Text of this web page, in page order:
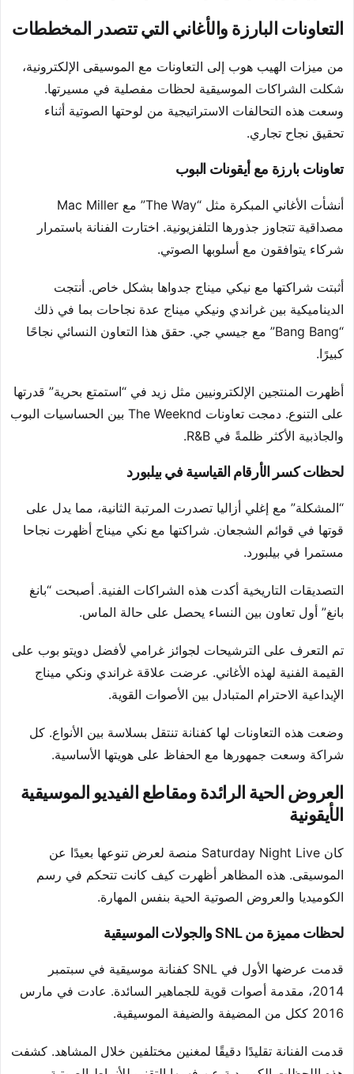
التعاونات البارزة والأغاني التي تتصدر المخططات
من ميزات الهيب هوب إلى التعاونات مع الموسيقى الإلكترونية،
شكلت الشراكات الموسيقية لحظات مفصلية في مسيرتها.
وسعت هذه التحالفات الاستراتيجية من لوحتها الصوتية أثناء
تحقيق نجاح تجاري.
تعاونات بارزة مع أيقونات البوب
أنشأت الأغاني المبكرة مثل “The Way” مع Mac Miller
مصداقية تتجاوز جذورها التلفزيونية. اختارت الفنانة باستمرار
شركاء يتوافقون مع أسلوبها الصوتي.
أثبتت شراكتها مع نيكي ميناج جدواها بشكل خاص. أنتجت
الديناميكية بين غراندي ونيكي ميناج عدة نجاحات بما في ذلك
“Bang Bang” مع جيسي جي. حقق هذا التعاون النسائي نجاحًا
كبيرًا.
أظهرت المنتجين الإلكترونيين مثل زيد في “استمتع بحرية” قدرتها
على التنوع. دمجت تعاونات The Weeknd بين الحساسيات البوب
والجاذبية الأكثر ظلمةً في R&B.
لحظات كسر الأرقام القياسية في بيلبورد
“المشكلة” مع إغلي أزاليا تصدرت المرتبة الثانية، مما يدل على
قوتها في قوائم الشجعان. شراكتها مع نكي ميناج أظهرت نجاحا
مستمرا في بيلبورد.
التصديقات التاريخية أكدت هذه الشراكات الفنية. أصبحت “بانغ
بانغ” أول تعاون بين النساء يحصل على حالة الماس.
تم التعرف على الترشيحات لجوائز غرامي لأفضل دويتو بوب على
القيمة الفنية لهذه الأغاني. عرضت علاقة غراندي ونكي ميناج
الإبداعية الاحترام المتبادل بين الأصوات القوية.
وضعت هذه التعاونات لها كفنانة تنتقل بسلاسة بين الأنواع. كل
شراكة وسعت جمهورها مع الحفاظ على هويتها الأساسية.
العروض الحية الرائدة ومقاطع الفيديو الموسيقية
الأيقونية
كان Saturday Night Live منصة لعرض تنوعها بعيدًا عن
الموسيقى. هذه المظاهر أظهرت كيف كانت تتحكم في رسم
الكوميديا والعروض الصوتية الحية بنفس المهارة.
لحظات مميزة من SNL والجولات الموسيقية
قدمت عرضها الأول في SNL كفنانة موسيقية في سبتمبر
2014، مقدمة أصوات قوية للجماهير السائدة. عادت في مارس
2016 ككل من المضيفة والضيفة الموسيقية.
قدمت الفنانة تقليدًا دقيقًا لمغنين مختلفين خلال المشاهد. كشفت